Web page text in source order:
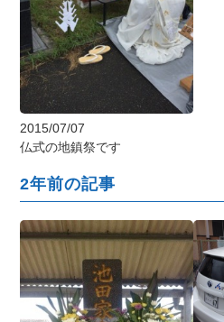
2015/07/07
仏式の地鎮祭です
2年前の記事